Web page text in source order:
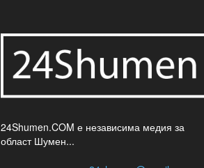
24Shumen.COM е независима медия за
област Шумен...